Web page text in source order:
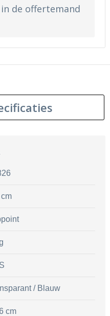
de offertemand
/ Blauw
cm